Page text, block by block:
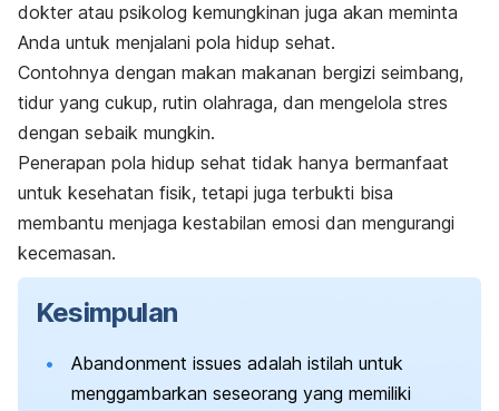
dokter atau psikolog kemungkinan juga akan meminta
Anda untuk menjalani pola hidup sehat.
Contohnya dengan makan makanan bergizi seimbang,
tidur yang cukup, rutin olahraga, dan mengelola stres
dengan sebaik mungkin.
Penerapan pola hidup sehat tidak hanya bermanfaat
untuk kesehatan fisik, tetapi juga terbukti bisa
membantu menjaga kestabilan emosi dan mengurangi
kecemasan.
Kesimpulan
Abandonment issues adalah istilah untuk
menggambarkan seseorang yang memiliki